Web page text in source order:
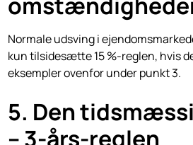
Normale udsving i
kun tilsidesætte 15 %-reglen, hvis
eksempler ovenfor under punkt 3.
5. Den
– 3-års-reglen